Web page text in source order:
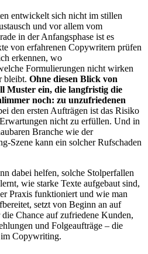
entwickelt sich nicht im stillen
und vor allem vom
in der Anfangsphase ist es
von erfahrenen Copywritern prüfen
erkennen, wo
Formulierungen nicht wirken
bleibt. Ohne diesen Blick von
Muster ein, die langfristig die
noch: zu unzufriedenen
den ersten Aufträgen ist das Risiko
nicht zu erfüllen. Und in
Branche wie der
Szene kann ein solcher Rufschaden
dabei helfen, solche Stolperfallen
wie starke Texte aufgebaut sind,
Praxis funktioniert und wie man
setzt von Beginn an auf
Chance auf zufriedene Kunden,
und Folgeaufträge – die
Copywriting.